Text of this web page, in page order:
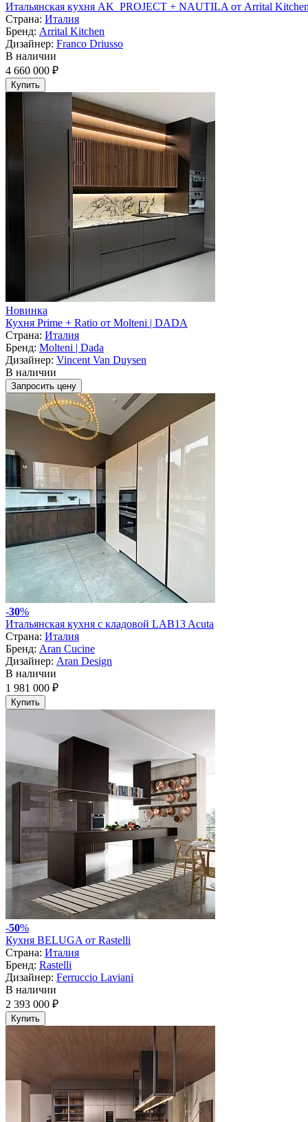
Итальянская кухня AK_PROJECT + NAUTILA от Arrital
Страна: Италия
Бренд: Arrital Kitchen
Дизайнер: Franco Driusso
В наличии
4 660 000 ₽
Купить
Новинка
Кухня Prime + Ratio от Molteni | DADA
Страна: Италия
Бренд: Molteni | Dada
Дизайнер: Vincent Van Duysen
В наличии
Запросить цену
-30%
Итальянская кухня с кладовой LAB13 Acuta
Страна: Италия
Бренд: Aran Cucine
Дизайнер: Aran Design
В наличии
1 981 000 ₽
Купить
-50%
Кухня BELUGA от Rastelli
Страна: Италия
Бренд: Rastelli
Дизайнер: Ferruccio Laviani
В наличии
2 393 000 ₽
Купить